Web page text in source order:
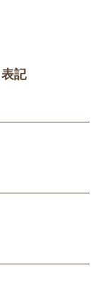
記